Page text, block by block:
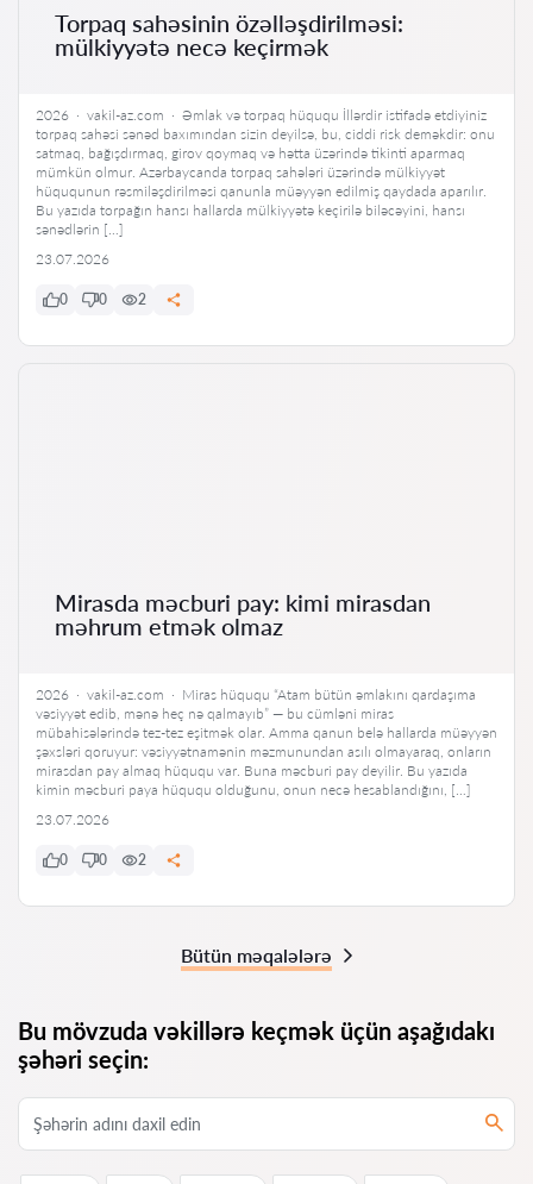
Torpaq sahəsinin özəlləşdirilməsi:
mülkiyyətə necə keçirmək
2026 · vakil-az.com · Əmlak və torpaq hüququ İllərdir istifadə etdiyiniz
torpaq sahəsi sənəd baxımından sizin deyilsə, bu, ciddi risk deməkdir: onu
satmaq, bağışdırmaq, girov qoymaq və hətta üzərində tikinti aparmaq
mümkün olmur. Azərbaycanda torpaq sahələri üzərində mülkiyyət
hüququnun rəsmiləşdirilməsi qanunla müəyyən edilmiş qaydada aparılır.
Bu yazıda torpağın hansı hallarda mülkiyyətə keçirilə biləcəyini, hansı
sənədlərin […]
23.07.2026
0 0 2
Mirasda məcburi pay: kimi mirasdan
məhrum etmək olmaz
2026 · vakil-az.com · Miras hüququ “Atam bütün əmlakını qardaşıma
vəsiyyət edib, mənə heç nə qalmayıb” — bu cümləni miras
mübahisələrində tez-tez eşitmək olar. Amma qanun belə hallarda müəyyən
şəxsləri qoruyur: vəsiyyətnamənin məzmunundan asılı olmayaraq, onların
mirasdan pay almaq hüququ var. Buna məcburi pay deyilir. Bu yazıda
kimin məcburi paya hüququ olduğunu, onun necə hesablandığını, […]
23.07.2026
0 0 2
Bütün məqalələrə
Bu mövzuda vəkillərə keçmək üçün aşağıdakı
şəhəri seçin: